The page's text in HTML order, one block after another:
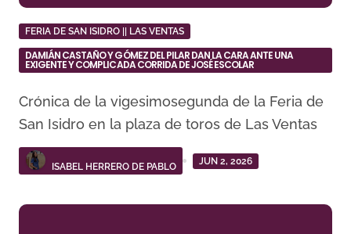
FERIA DE SAN ISIDRO || LAS VENTAS
DAMIÁN CASTAÑO Y GÓMEZ DEL PILAR DAN LA CARA ANTE UNA
EXIGENTE Y COMPLICADA CORRIDA DE JOSÉ ESCOLAR
Crónica de la vigesimosegunda de la Feria de
San Isidro en la plaza de toros de Las Ventas
ISABEL HERRERO DE PABLO
JUN 2, 2026